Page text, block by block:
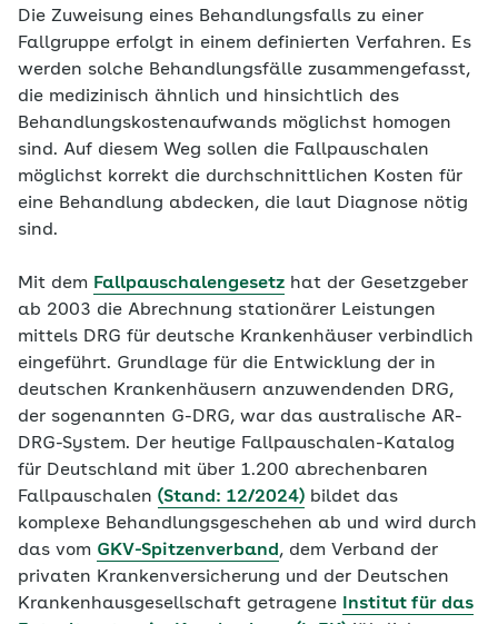
Die Zuweisung eines Behandlungsfalls zu einer
Fallgruppe erfolgt in einem definierten Verfahren. Es
werden solche Behandlungsfälle zusammengefasst,
die medizinisch ähnlich und hinsichtlich des
Behandlungskostenaufwands möglichst homogen
sind. Auf diesem Weg sollen die Fallpauschalen
möglichst korrekt die durchschnittlichen Kosten für
eine Behandlung abdecken, die laut Diagnose nötig
sind.
Mit dem Fallpauschalengesetz hat der Gesetzgeber
ab 2003 die Abrechnung stationärer Leistungen
mittels DRG für deutsche Krankenhäuser verbindlich
eingeführt. Grundlage für die Entwicklung der in
deutschen Krankenhäusern anzuwendenden DRG,
der sogenannten G-DRG, war das australische AR-
DRG-System. Der heutige Fallpauschalen-Katalog
für Deutschland mit über 1.200 abrechenbaren
Fallpauschalen (Stand: 12/2024) bildet das
komplexe Behandlungsgeschehen ab und wird durch
das vom GKV-Spitzenverband , dem Verband der
privaten Krankenversicherung und der Deutschen
Krankenhausgesellschaft getragene
Institut für das